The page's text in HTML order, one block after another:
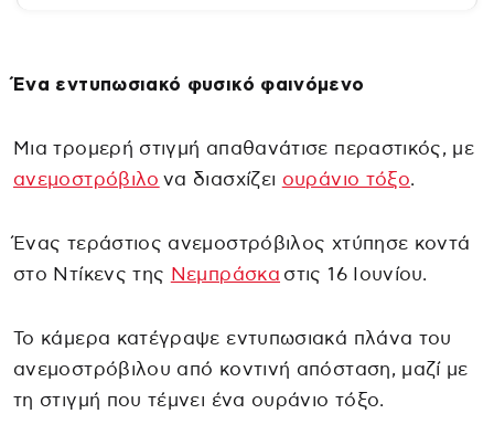
Ένα εντυπωσιακό φυσικό φαινόμενο
Μια τρομερή στιγμή απαθανάτισε περαστικός, με
ανεμοστρόβιλο να διασχίζει ουράνιο τόξο.
Ένας τεράστιος ανεμοστρόβιλος χτύπησε κοντά
στο Ντίκενς της Νεμπράσκα στις 16 Ιουνίου.
Το κάμερα κατέγραψε εντυπωσιακά πλάνα του
ανεμοστρόβιλου από κοντινή απόσταση, μαζί με
τη στιγμή που τέμνει ένα ουράνιο τόξο.